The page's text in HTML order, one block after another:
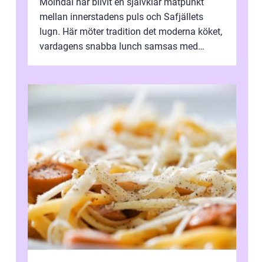
mellan innerstadens puls och Safjällets
lugn. Här möter tradition det moderna köket,
vardagens snabba lunch samsas med